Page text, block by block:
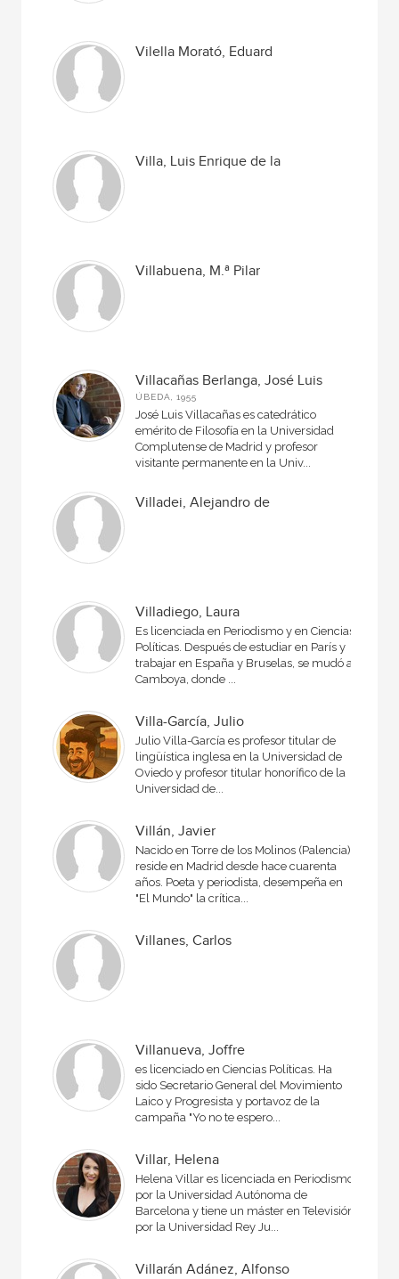
Vilella Morató, Eduard
Villa, Luis Enrique de la
Villabuena, M.ª Pilar
Villacañas Berlanga, José Luis
ÚBEDA, 1955
José Luis Villacañas es catedrático
emérito de Filosofía en la Univer­sidad
Complutense de Madrid y profesor
visitante permanente en la Univ...
Villadei, Alejandro de
Villadiego, Laura
Es licenciada en Periodismo y en Ciencias
Políticas. Después de estudiar en París y
trabajar en España y Bruselas, se mudó a
Camboya, donde ...
Villa-García, Julio
Julio Villa-García es profesor titular de
lingüística inglesa en la Universidad de
Oviedo y profesor titular honorífico de la
Universidad de...
Villán, Javier
Nacido en Torre de los Molinos (Palencia),
reside en Madrid desde hace cuarenta
años. Poeta y periodista, desempeña en
"El Mundo" la crítica...
Villanes, Carlos
Villanueva, Joffre
es licenciado en Ciencias Políticas. Ha
sido Secretario General del Movimiento
Laico y Progresista y portavoz de la
campaña "Yo no te espero...
Villar, Helena
Helena Villar es licenciada en Periodismo
por la Universidad Autónoma de
Barcelona y tiene un máster en Televisión
por la Universidad Rey Ju...
Villarán Adánez, Alfonso